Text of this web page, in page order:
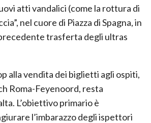
atti vandalici (come la rottura di
nel cuore di Piazza di Spagna, in
trasferta degli ultras
alla vendita dei biglietti agli ospiti,
Roma-Feyenoord, resta
L’obiettivo primario è
l’imbarazzo degli ispettori